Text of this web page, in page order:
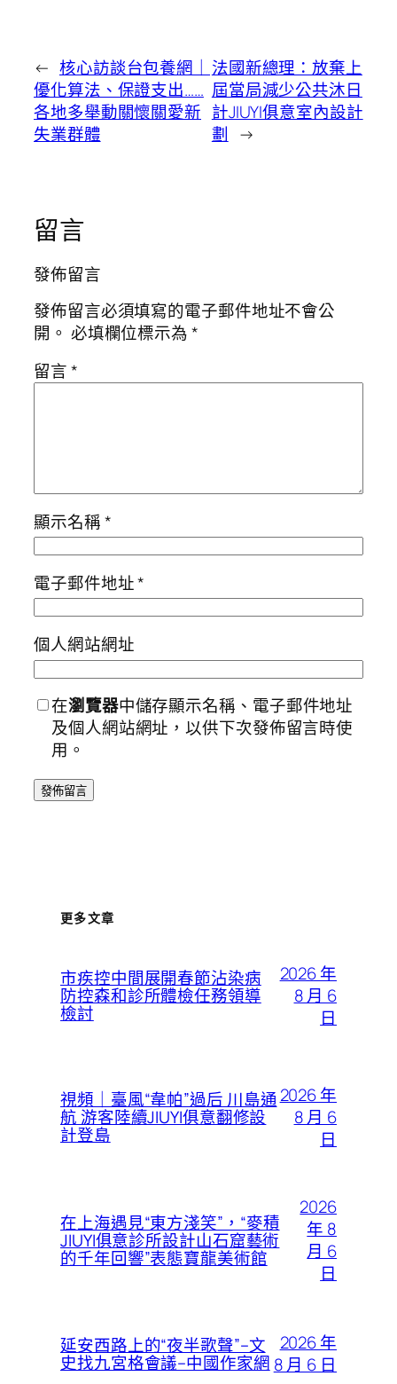
← 核心訪談台包養網｜
優化算法、保證支出……
各地多舉動關懷關愛新
失業群體
法國新總理：放棄上
屆當局減少公共沐日
計JIUYI俱意室內設計
劃 →
留言
發佈留言
發佈留言必須填寫的電子郵件地址不會公
開。 必填欄位標示為*
留言*
顯示名稱*
電子郵件地址*
個人網站網址
在瀏覽器中儲存顯示名稱、電子郵件地址
及個人網站網址，以供下次發佈留言時使
用。
更多文章
市疾控中間展開春節沾染病
防控森和診所體檢任務領導
檢討
2026 年
8 月 6
日
視頻｜臺風“韋帕”過后 川島通
航 游客陸續JIUYI俱意翻修設
計登島
2026 年
8 月 6
日
在上海遇見“東方淺笑”，“麥積
JIUYI俱意診所設計山石窟藝術
的千年回響”表態寶龍美術館
2026
年 8
月 6
日
延安西路上的“夜半歌聲”–文
史找九宮格會議–中國作家網
2026 年
8 月 6 日